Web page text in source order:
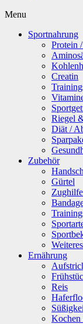
Menu
Sportnahrung
Protein
Creatin
Riegel
Diät /
Zubehör
Gürtel
Ernährung
Reis
Kochen